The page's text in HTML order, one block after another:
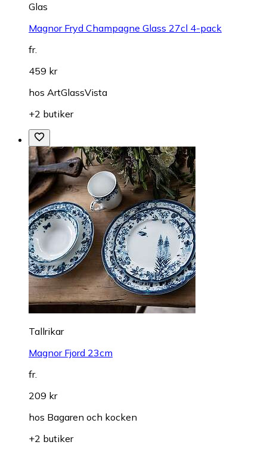
Glas
Magnor Fryd Champagne Glass 27cl 4-pack
fr.
459 kr
hos ArtGlassVista
+2 butiker
Tallrikar
Magnor Fjord 23cm
fr.
209 kr
hos Bagaren och kocken
+2 butiker